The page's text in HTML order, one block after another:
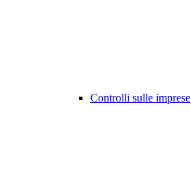
Controlli sulle imprese